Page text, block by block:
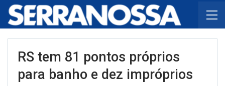
RS tem 81 pontos próprios
para banho e dez impróprios